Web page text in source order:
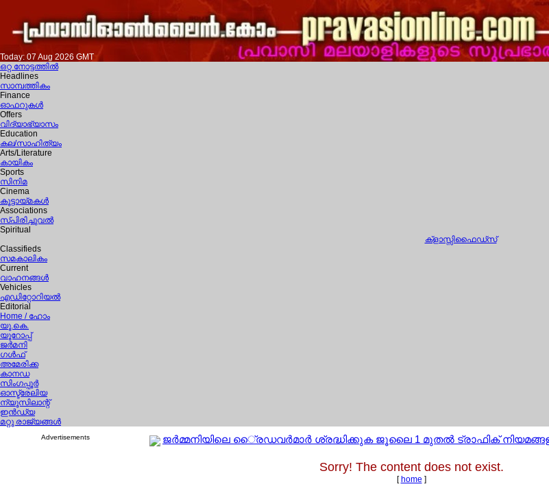
Today: 07 Aug 2026 GMT
ഒറ്റ നോട്ടത്തില്‍
Headlines
സാമ്പത്തികം
Finance
ഓഫറുകള്‍
Offers
വിദ്യാഭ്യാസം
Education
കല/സാഹിത്യം
Arts/Literature
കായികം
Sports
സിനിമ
Cinema
കൂട്ടായ്മകള്‍
Associations
സ്പിരിച്ചുവല്‍
Spiritual
ക്ളാസ്സിഫൈഡ്സ്
Classifieds
സമകാലികം
Current
വാഹനങ്ങള്‍
Vehicles
എഡിറ്റോറിയല്‍
Editorial
Home / ഹോം
യൂ.കെ.
യൂറോപ്പ്
ജര്‍മനി
ഗള്‍ഫ്
അമേരിക്ക
കാനഡ
സിംഗപ്പൂര്‍
ഓസ്ട്രേലിയ
ന്യൂസിലാന്റ്
ഇന്‍ഡ്യ
മറ്റു രാജ്യങ്ങള്‍
Advertisements ജര്‍മ്മനിയിലെ ൈ്രഡവര്‍മാര്‍ ശ്രദ്ധിക്കുക ജൂലൈ 1 മുതല്‍ ട്രാഫിക്
Sorry! The content does not exist.
[ home ]